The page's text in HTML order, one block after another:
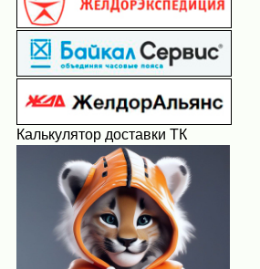
Калькулятор доставки ТК